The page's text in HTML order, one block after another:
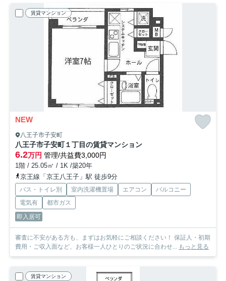
賃貸マンション
NEW
八王子市子安町
八王子市子安町１丁目の賃貸マンション
6.2万円 管理/共益費3,000円
1階 / 25.05㎡ / 1K /築20年
京王線「京王八王子」駅 徒歩9分
バス・トイレ別 室内洗濯機置場 エアコン
バルコニー
電気有
都市ガス
即入居可
審査に不安がある方も、まずはお気軽にご相談ください！ 保証人・初期
費用・ご収入面など、お客様一人ひとりのご状況に合わせ...
もっと見る
賃貸マンション